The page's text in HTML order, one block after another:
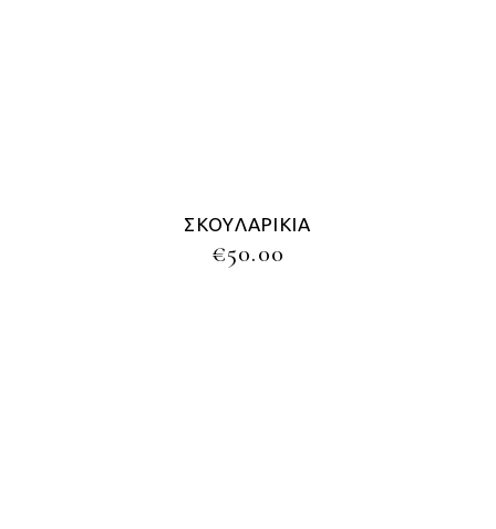
ΣΚΟΥΛΑΡΊΚΙΑ
€50.00